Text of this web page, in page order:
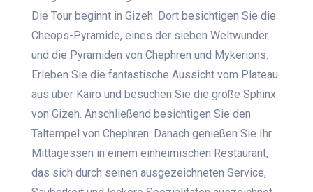
Die Tour beginnt in Gizeh. Dort besichtigen Sie die
Cheops-Pyramide, eines der sieben Weltwunder
und die Pyramiden von Chephren und Mykerions.
Erleben Sie die fantastische Aussicht vom Plateau
aus über Kairo und besuchen Sie die große Sphinx
von Gizeh. Anschließend besichtigen Sie den
Taltempel von Chephren. Danach genießen Sie Ihr
Mittagessen in einem einheimischen Restaurant,
das sich durch seinen ausgezeichneten Service,